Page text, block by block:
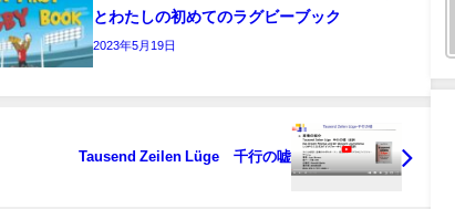
とわたしの初めてのラグビーブック
2023年5月19日
Tausend Zeilen Lüge 千行の嘘